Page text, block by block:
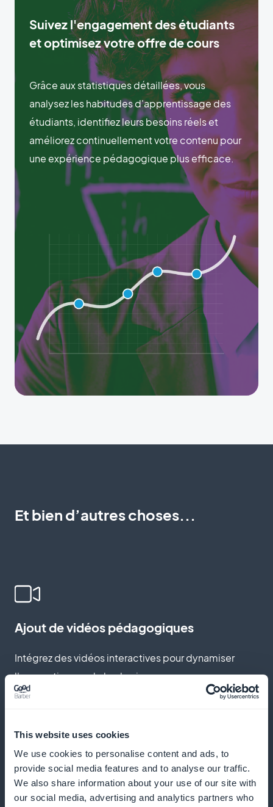
This website uses cookies
We use cookies to personalise content and ads, to
provide social media features and to analyse our traffic.
We also share information about your use of our site with
our social media, advertising and analytics partners who
Suivez l'engagement des étudiants
et optimisez votre offre de cours
Grâce aux statistiques détaillées, vous
analysez les habitudes d'apprentissage des
étudiants, identifiez leurs besoins réels et
améliorez continuellement votre contenu pour
une expérience pédagogique plus efficace.
Et bien d’autres choses...
Ajout de vidéos pédagogiques
Intégrez des vidéos interactives pour dynamiser
l'apprentissage de la physique.
Notifications push
Envoyez des rappels pour inciter vos étudiants à
consulter de nouveaux cours.